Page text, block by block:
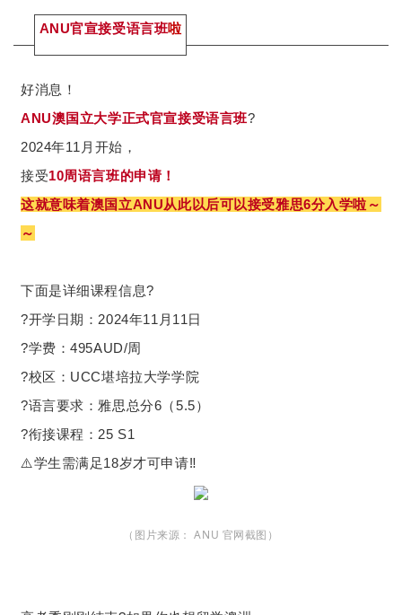
ANU官宣接受语言班啦
好消息！
ANU澳国立大学正式官宣接受语言班?
2024年11月开始，
接受10周语言班的申请！
这就意味着澳国立ANU从此以后可以接受雅思6分入学啦～
～
下面是详细课程信息?
?️开学日期：2024年11月11日
?学费：495AUD/周
?校区：UCC堪培拉大学学院
?语言要求：雅思总分6（5.5）
?衔接课程：25 S1
⚠️学生需满足18岁才可申请‼️
（图片来源： ANU 官网截图 ）